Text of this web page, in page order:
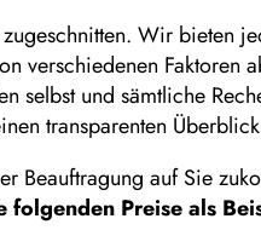
Wir bieten
verschiedenen Faktoren
selbst und sämtliche
transparenten
Beauftragung auf Sie
folgenden Preise als